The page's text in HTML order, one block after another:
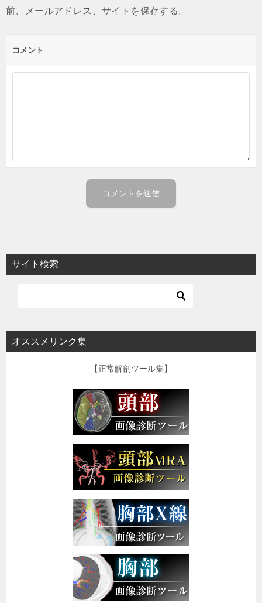
前、メールアドレス、サイトを保存する。
コメント
サイト検索
オススメリンク集
【正常解剖ツール集】